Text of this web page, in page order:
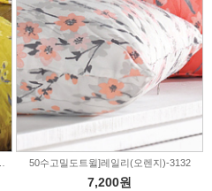
50수고밀도트윌]레일리(오렌지)-3132
7,200원